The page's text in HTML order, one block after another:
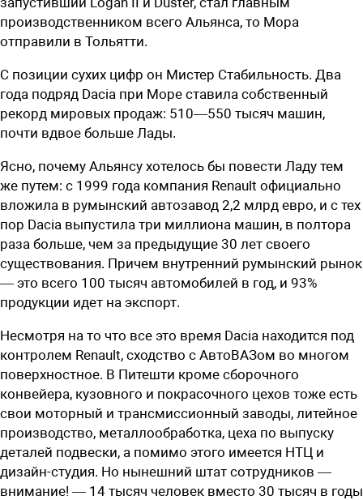
производственником всего Альянса, то Мора
отправили в Тольятти.
С позиции сухих цифр он Мистер Стабильность. Два
года подряд Dacia при Море ставила собственный
рекорд мировых продаж: 510—550 тысяч машин,
почти вдвое больше Лады.
Ясно, почему Альянсу хотелось бы повести Ладу тем
же путем: с 1999 года компания Renault официально
вложила в румынский автозавод 2,2 млрд евро, и с тех
пор Dacia выпустила три миллиона машин, в полтора
раза больше, чем за предыдущие 30 лет своего
существования. Причем внутренний румынский рынок
— это всего 100 тысяч автомобилей в год, и 93%
продукции идет на экспорт.
Несмотря на то что все это время Dacia находится под
контролем Renault, сходство с АвтоВАЗом во многом
поверхностное. В Питешти кроме сборочного
конвейера, кузовного и покрасочного цехов тоже есть
свои моторный и трансмиссионный заводы, литейное
производство, металлообработка, цеха по выпуску
деталей подвески, а помимо этого имеется НТЦ и
дизайн-студия. Но нынешний штат сотрудников —
внимание! — 14 тысяч человек вместо 30 тысяч в годы